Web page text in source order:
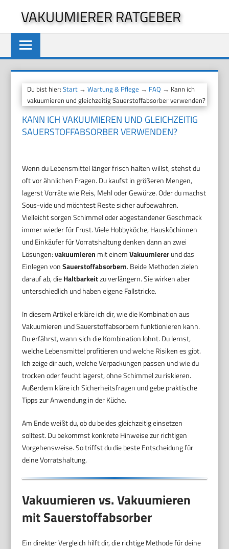
springen
VAKUUMIERER RATGEBER
Du bist hier:Start →Wartung & Pflege → FAQ → Kann ich
vakuumieren und gleichzeitig Sauerstoffabsorber verwenden?
KANN ICH VAKUUMIEREN UND GLEICHZEITIG
SAUERSTOFFABSORBER VERWENDEN?
Wenn du Lebensmittel länger frisch halten willst, stehst du
oft vor ähnlichen Fragen. Du kaufst in größeren Mengen,
lagerst Vorräte wie Reis, Mehl oder Gewürze. Oder du machst
Sous-vide und möchtest Reste sicher aufbewahren.
Vielleicht sorgen Schimmel oder abgestandener Geschmack
immer wieder für Frust. Viele Hobbyköche, Hausköchinnen
und Einkäufer für Vorratshaltung denken dann an zwei
Lösungen:vakuumieren mit einemVakuumiererund das
Einlegen vonSauerstoffabsorbern. Beide Methoden zielen
darauf ab, dieHaltbarkeitzu verlängern. Sie wirken aber
unterschiedlich und haben eigene Fallstricke.
In diesem Artikel erkläre ich dir, wie die Kombination aus
Vakuumieren und Sauerstoffabsorbern funktionieren kann.
Du erfährst, wann sich die Kombination lohnt. Du lernst,
welche Lebensmittel profitieren und welche Risiken es gibt.
Ich zeige dir auch, welche Verpackungen passen und wie du
trocken oder feucht lagerst, ohne Schimmel zu riskieren.
Außerdem kläre ich Sicherheitsfragen und gebe praktische
Tipps zur Anwendung in der Küche.
Am Ende weißt du, ob du beides gleichzeitig einsetzen
solltest. Du bekommst konkrete Hinweise zur richtigen
Vorgehensweise. So triffst du die beste Entscheidung für
deine Vorratshaltung.
Vakuumieren vs. Vakuumieren
mit Sauerstoffabsorber
Ein direkter Vergleich hilft dir, die richtige Methode für deine